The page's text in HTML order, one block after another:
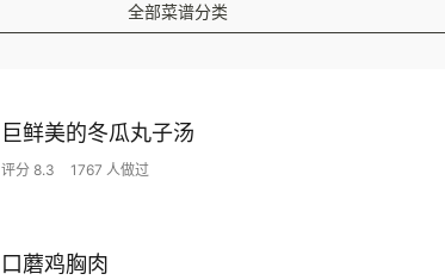
全部菜谱分类
巨鲜美的冬瓜丸子汤
评分 8.3 1767 人做过
口蘑鸡胸肉